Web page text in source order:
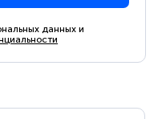
данных и